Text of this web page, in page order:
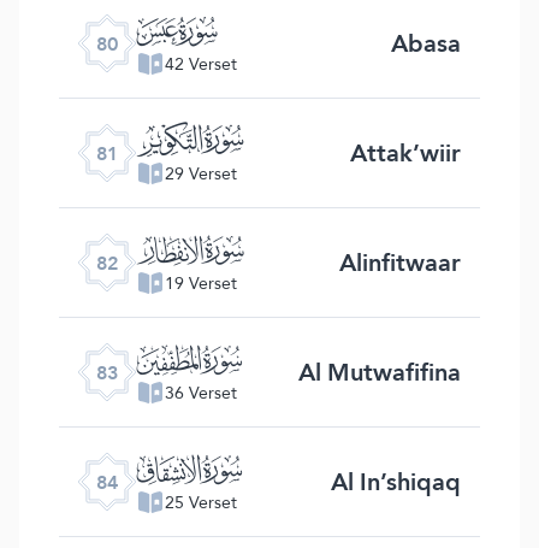
80 ﯽ
42 Verset Abasa
81 ﯾ
29 Verset Attak’wiir
82 ﯿ
19 Verset Alinfitwaar
83 ﰀ
36 Verset Al Mutwafifina
84 ﰁ
25 Verset Al In’shiqaq